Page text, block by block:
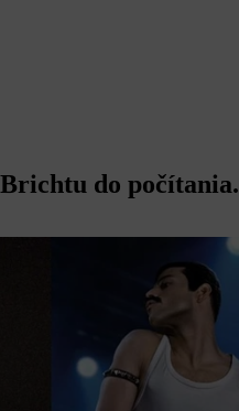
do počítania.